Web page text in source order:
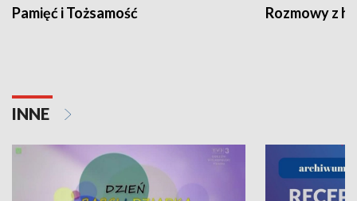
Pamięć i Tożsamość Rozmowy z
INNE